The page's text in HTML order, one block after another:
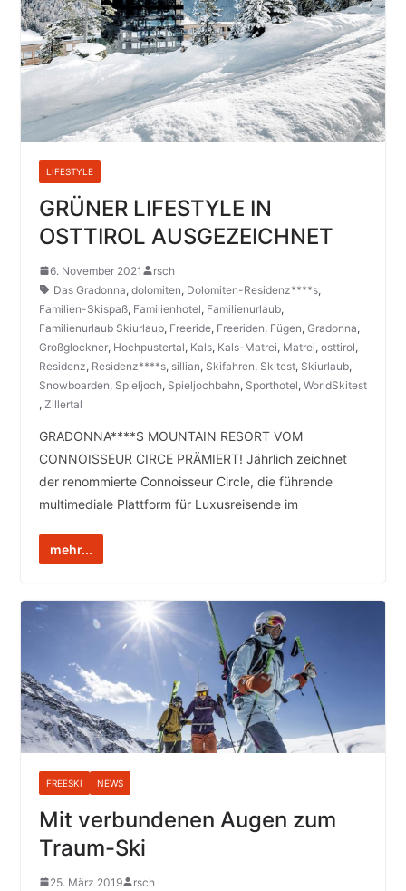
LIFESTYLE
GRÜNER LIFESTYLE IN
OSTTIROL AUSGEZEICHNET
6. November 2021
rsch
Das Gradonna, dolomiten, Dolomiten-Residenz****s,
Familien-Skispaß, Familienhotel, Familienurlaub,
Familienurlaub Skiurlaub, Freeride, Freeriden, Fügen, Gradonna,
Großglockner, Hochpustertal, Kals, Kals-Matrei, Matrei, osttirol,
Residenz, Residenz****s, sillian, Skifahren, Skitest, Skiurlaub,
Snowboarden, Spieljoch, Spieljochbahn, Sporthotel, WorldSkitest
, Zillertal
GRADONNA****S MOUNTAIN RESORT VOM
CONNOISSEUR CIRCE PRÄMIERT! Jährlich zeichnet
der renommierte Connoisseur Circle, die führende
multimediale Plattform für Luxusreisende im
mehr...
FREESKI NEWS
Mit verbundenen Augen zum
Traum-Ski
25. März 2019
rsch